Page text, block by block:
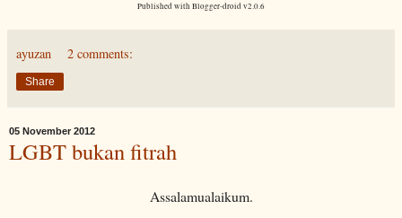
Published with Blogger-droid v2.0.6
ayuzan 2 comments:
Share
05 November 2012
LGBT bukan fitrah
Assalamualaikum.